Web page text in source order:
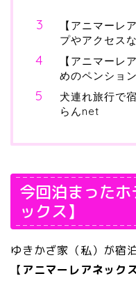
【アニマーレ
プやアクセスな
【アニマーレ
めのペンショ
犬連れ旅行で
らんnet
今回泊まった
ックス】
ゆきかざ家（私）が宿
【 アニマーレアネック